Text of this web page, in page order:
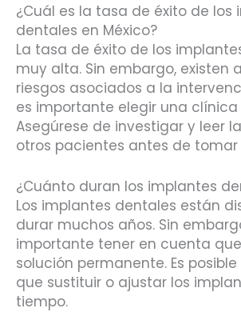
¿Cuál es la tasa de éxito de los
dentales en México?
La tasa de éxito de los
muy alta. Sin embargo, existen
riesgos asociados a la
es importante elegir una
Asegúrese de investigar y leer
otros pacientes antes de tomar
¿Cuánto duran los implantes
Los implantes dentales están
durar muchos años. Sin
importante tener en cuenta
solución permanente. Es
que sustituir o ajustar los
tiempo.